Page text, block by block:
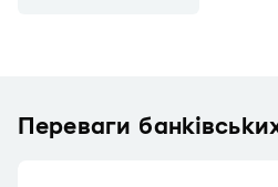
Переваги